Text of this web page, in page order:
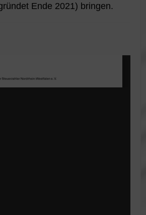
Ende 2021) bringen.